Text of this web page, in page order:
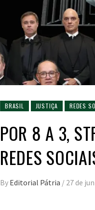
BRASIL JUSTIÇA REDES
POR 8 A 3,
REDES
By Editorial Pátria / 27 de